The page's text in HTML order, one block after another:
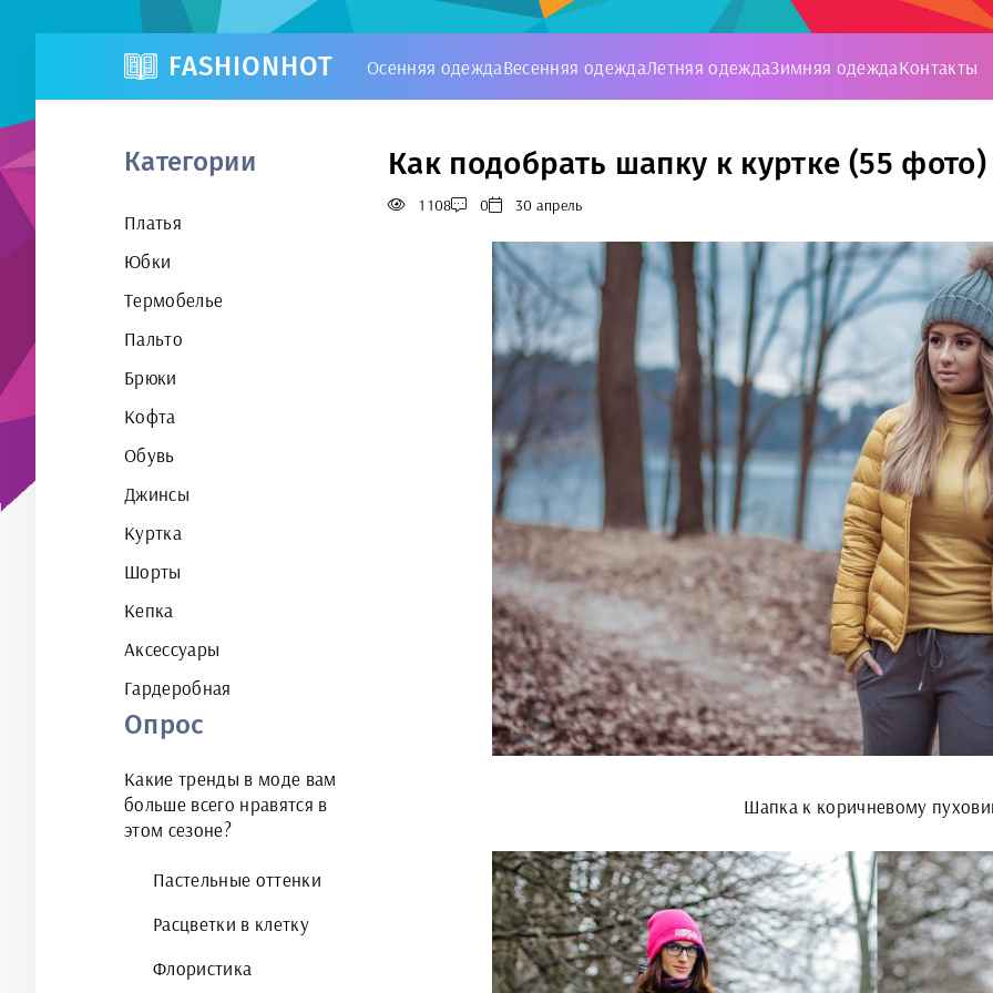
FASHIONHOT Осенняя одеждаВесенняя одеждаЛетняя одеждаЗимняя одеждаКонтакты
Категории
Платья
Юбки
Термобелье
Пальто
Брюки
Кофта
Обувь
Джинсы
Куртка
Шорты
Кепка
Аксессуары
Гардеробная
Опрос
Какие тренды в моде вам
больше всего нравятся в
этом сезоне?
Пастельные оттенки
Расцветки в клетку
Флористика
Как подобрать шапку к куртке (55 фото)
1 108 0 30 апрель
Шапка к коричневому